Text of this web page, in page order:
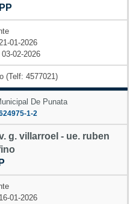
01-2026
02-2026
(Telf: 4577021)
De Punata
1-2
g. villarroel - ue. ruben
01-2026